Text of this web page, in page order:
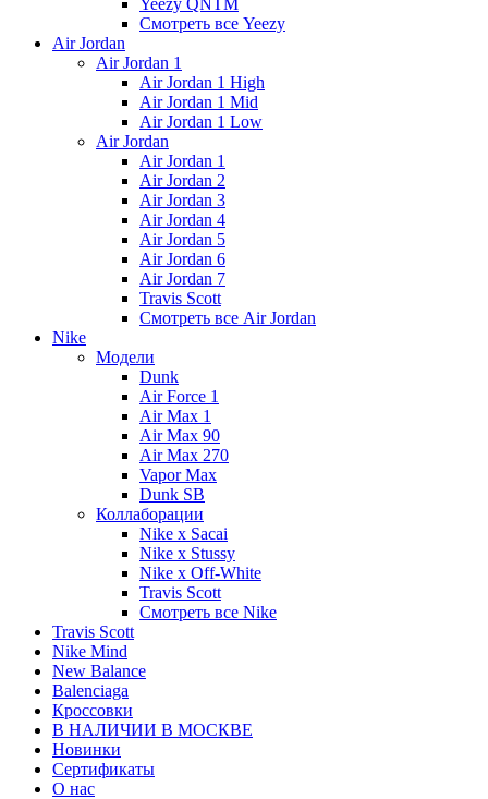
Yeezy QNTM
Смотреть все Yeezy
Air Jordan
Air Jordan 1
Air Jordan 1 High
Air Jordan 1 Mid
Air Jordan 1 Low
Air Jordan
Air Jordan 1
Air Jordan 2
Air Jordan 3
Air Jordan 4
Air Jordan 5
Air Jordan 6
Air Jordan 7
Travis Scott
Смотреть все Air Jordan
Nike
Модели
Dunk
Air Force 1
Air Max 1
Air Max 90
Air Max 270
Vapor Max
Dunk SB
Коллаборации
Nike x Sacai
Nike x Stussy
Nike x Off-White
Travis Scott
Смотреть все Nike
Travis Scott
Nike Mind
New Balance
Balenciaga
Кроссовки
В НАЛИЧИИ В МОСКВЕ
Новинки
Сертификаты
О нас